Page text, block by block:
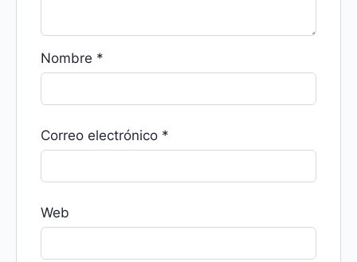
Nombre *
Correo electrónico *
Web